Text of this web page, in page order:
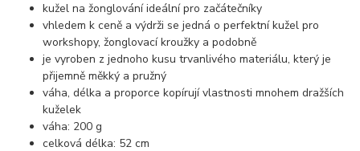
kužel na žonglování ideální pro začátečníky
vhledem k ceně a výdrži se jedná o perfektní kužel pro
workshopy, žonglovací kroužky a podobně
je vyroben z jednoho kusu trvanlivého materiálu, který je
přijemně měkký a pružný
váha, délka a proporce kopírují vlastnosti mnohem dražších
kuželek
váha: 200 g
celková délka: 52 cm